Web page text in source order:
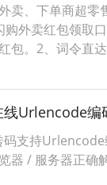
卖、下单商超
外卖红包领取
包。2、词令直
Urlencode
支持
器 / 服务器正